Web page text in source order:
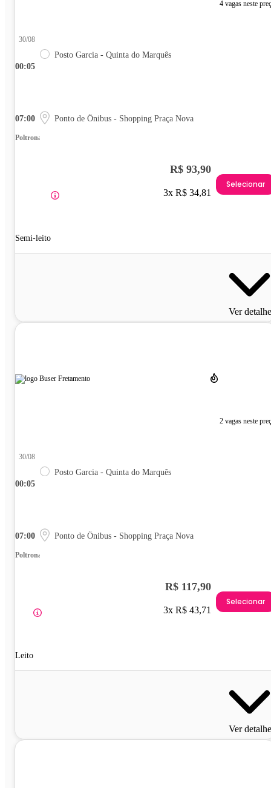
4 vagas neste
00:05
30/08
Posto Garcia - Quinta do Marquês
07:00 Ponto de Ônibus - Shopping Praça Nova
Poltrona
Semi-leito
R$ 93,90
3x R$ 34,81
Selecionar
Ver
2 vagas neste
00:05
30/08
Posto Garcia - Quinta do Marquês
07:00 Ponto de Ônibus - Shopping Praça Nova
Poltrona
Leito
R$ 117,90
3x R$ 43,71
Selecionar
Ver